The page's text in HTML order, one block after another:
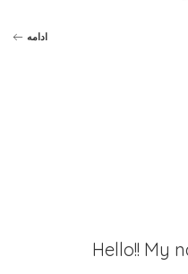
ادامه
Hello!! My